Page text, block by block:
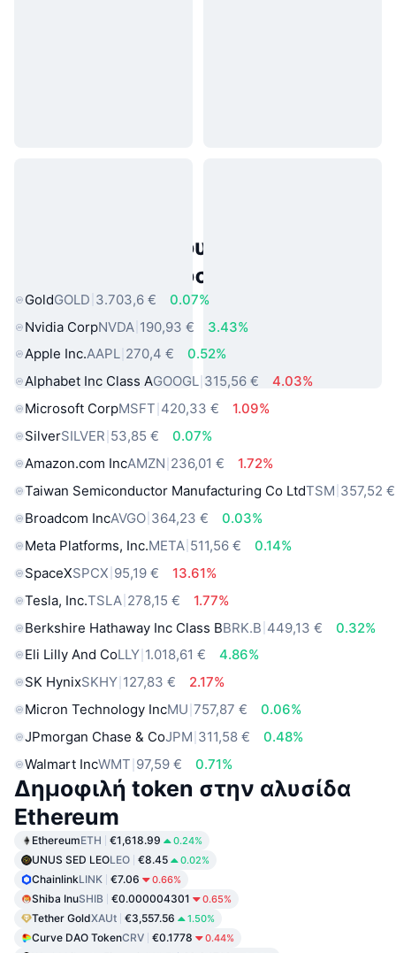
Δημοφιλή περιουσιακά στοιχεία
πραγματικού κόσμου
GoldGOLD 3.703,6 €
0.07%
Nvidia CorpNVDA 190,93 €
3.43%
Apple Inc.AAPL 270,4 €
0.52%
Alphabet Inc Class AGOOGL 315,56 €
4.03%
Microsoft CorpMSFT 420,33 €
1.09%
SilverSILVER 53,85 €
0.07%
Amazon.com IncAMZN 236,01 €
1.72%
Taiwan Semiconductor Manufacturing Co LtdTSM 357,52 €
Broadcom IncAVGO 364,23 €
0.03%
Meta Platforms, Inc.META 511,56 €
0.14%
SpaceXSPCX 95,19 €
13.61%
Tesla, Inc.TSLA 278,15 €
1.77%
Berkshire Hathaway Inc Class BBRK.B 449,13 €
0.32%
Eli Lilly And CoLLY 1.018,61 €
4.86%
SK HynixSKHY 127,83 €
2.17%
Micron Technology IncMU 757,87 €
0.06%
JPmorgan Chase & CoJPM 311,58 €
0.48%
Walmart IncWMT 97,59 € 0.71%
Δημοφιλή token στην αλυσίδα
Ethereum
EthereumETH €1,618.99 0.24%
UNUS SED LEOLEO €8.45 0.02%
ChainlinkLINK €7.06 0.66%
Shiba InuSHIB €0.000004301 0.65%
Tether GoldXAUt €3,557.56 1.50%
Curve DAO TokenCRV €0.1778 0.44%